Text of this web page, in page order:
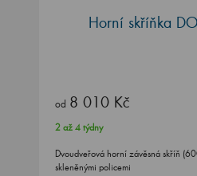
Horní skříňka
od 8 010 Kč
2 až 4 týdny
Dvoudveřová horní závěsná skříň
skleněnými policemi